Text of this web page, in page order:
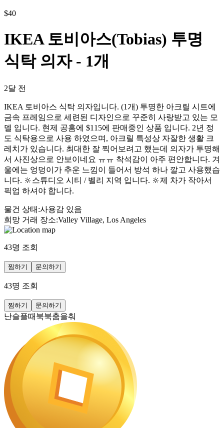
$40
IKEA 토비아스(Tobias) 투명
식탁 의자 - 1개
2달 전
IKEA 토비아스 식탁 의자입니다. (1개) 투명한 아크릴 시트에
금속 프레임으로 세련된 디자인으로 꾸준히 사랑받고 있는 모
델 입니다. 현제 공홈에 $115에 판매중인 상품 입니다. 2년 정
도 식탁용으로 사용 하였으며, 아크릴 특성상 자잘한 생활 크
레치가 있습니다. 최대한 잘 찍어보려고 했는데 의자가 투명해
서 사진상으로 안보이네요 ㅠㅠ 착석감이 아주 편안합니다. 겨
울에는 엉덩이가 추운 느낌이 들어서 방석 하나 깔고 사용했습
니다. 🔆스튜디오 시티 / 벨리 지역 입니다. 🔆제 차가 작아서
픽업 하셔야 합니다.
물건 상태 :사용감 있음
희망 거래 장소:Valley Village, Los Angeles
43명 조회
찜하기 문의하기
43명 조회
찜하기 문의하기
난슬플때북북춤을춰